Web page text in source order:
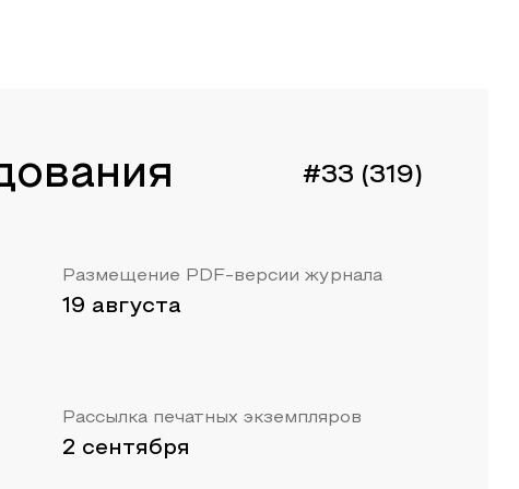
#33 (319)
Размещение PDF-версии журнала
19 августа
Рассылка печатных экземпляров
2 сентября